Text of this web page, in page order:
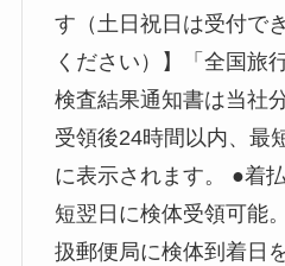
す（土日祝日は受付で
ください）】「全国旅
検査結果通知書は当社
受領後24時間以内、最
に表示されます。 ●着
短翌日に検体受領可能
扱郵便局に検体到着日